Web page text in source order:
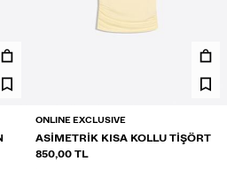
ONLINE EXCLUSIVE
ASIMETRIK KISA KOLLU TIŞÖRT
850,00 TL